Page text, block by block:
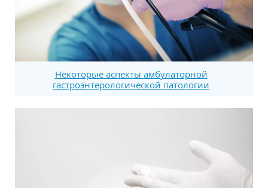
Некоторые аспекты амбулаторной
гастроэнтерологической патологии